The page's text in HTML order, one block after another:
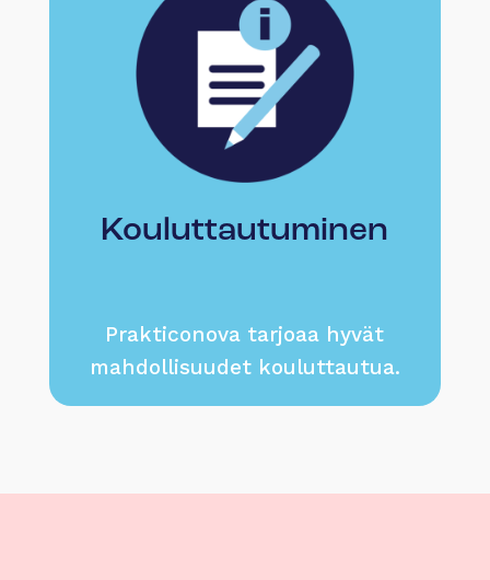
Kouluttautuminen
Prakticonova tarjoaa hyvät
mahdollisuudet kouluttautua.